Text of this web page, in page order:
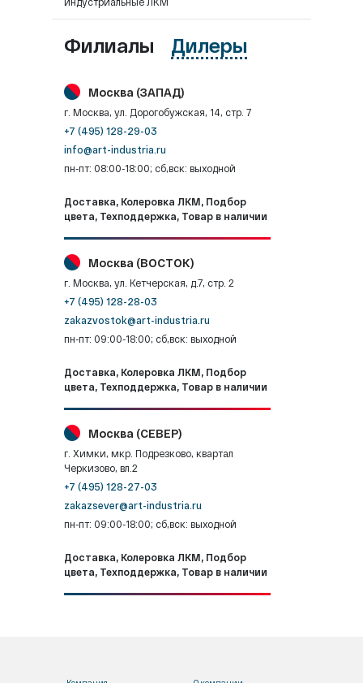
Филиалы Дилеры
Москва (ЗАПАД)
г. Москва, ул. Дорогобужская, 14, стр. 7
+7 (495) 128-29-03
info@art-industria.ru
пн-пт: 08:00-18:00; сб,вск: выходной
Доставка, Колеровка ЛКМ, Подбор
цвета, Техподдержка, Товар в наличии
Москва (ВОСТОК)
г. Москва, ул. Кетчерская, д.7, стр. 2
+7 (495) 128-28-03
zakazvostok@art-industria.ru
пн-пт: 09:00-18:00; сб,вск: выходной
Доставка, Колеровка ЛКМ, Подбор
цвета, Техподдержка, Товар в наличии
Москва (СЕВЕР)
г. Химки, мкр. Подрезково, квартал
Черкизово, вл.2
+7 (495) 128-27-03
zakazsever@art-industria.ru
пн-пт: 09:00-18:00; сб,вск: выходной
Доставка, Колеровка ЛКМ, Подбор
цвета, Техподдержка, Товар в наличии